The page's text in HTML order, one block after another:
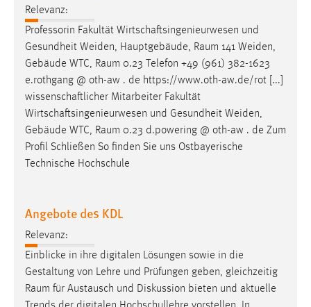
Relevanz:
Professorin Fakultät Wirtschaftsingenieurwesen und
Gesundheit Weiden, Hauptgebäude, Raum 141 Weiden,
Gebäude WTC, Raum 0.23 Telefon +49 (961) 382-1623
e.rothgang @ oth-aw . de https://www.oth-aw.de/rot [...]
wissenschaftlicher Mitarbeiter Fakultät
Wirtschaftsingenieurwesen und Gesundheit Weiden,
Gebäude WTC, Raum 0.23 d.powering @ oth-aw . de Zum
Profil Schließen So finden Sie uns Ostbayerische
Technische Hochschule
Angebote des KDL
Relevanz:
Einblicke in ihre digitalen Lösungen sowie in die
Gestaltung von Lehre und Prüfungen geben, gleichzeitig
Raum für Austausch und Diskussion bieten und aktuelle
MibewSessionID, mibew-chat-frame-style-
5e9dbeb1811c0446 = Sitzungslaufzeit, mibew_locale = 3
Jahre, MIBEW_UserID = 1 Jahr
Login
Name:
fe_user, be_user, be_lastLoginProvider
Zweck:
Dieser Cookie ist notwendig um sich an der Website
24 Stunden
STATISTIK
Statistik Cookies erfassen Informationen anonym.